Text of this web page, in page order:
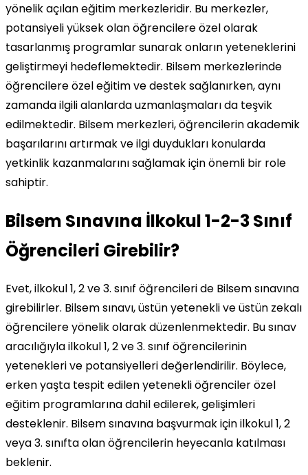
yönelik açılan eğitim merkezleridir. Bu merkezler,
potansiyeli yüksek olan öğrencilere özel olarak
tasarlanmış programlar sunarak onların yeteneklerini
geliştirmeyi hedeflemektedir. Bilsem merkezlerinde
öğrencilere özel eğitim ve destek sağlanırken, aynı
zamanda ilgili alanlarda uzmanlaşmaları da teşvik
edilmektedir. Bilsem merkezleri, öğrencilerin akademik
başarılarını artırmak ve ilgi duydukları konularda
yetkinlik kazanmalarını sağlamak için önemli bir role
sahiptir.
Bilsem Sınavına İlkokul 1-2-3 Sınıf
Öğrencileri Girebilir?
Evet, ilkokul 1, 2 ve 3. sınıf öğrencileri de Bilsem sınavına
girebilirler. Bilsem sınavı, üstün yetenekli ve üstün zekalı
öğrencilere yönelik olarak düzenlenmektedir. Bu sınav
aracılığıyla ilkokul 1, 2 ve 3. sınıf öğrencilerinin
yetenekleri ve potansiyelleri değerlendirilir. Böylece,
erken yaşta tespit edilen yetenekli öğrenciler özel
eğitim programlarına dahil edilerek, gelişimleri
desteklenir. Bilsem sınavına başvurmak için ilkokul 1, 2
veya 3. sınıfta olan öğrencilerin heyecanla katılması
beklenir.